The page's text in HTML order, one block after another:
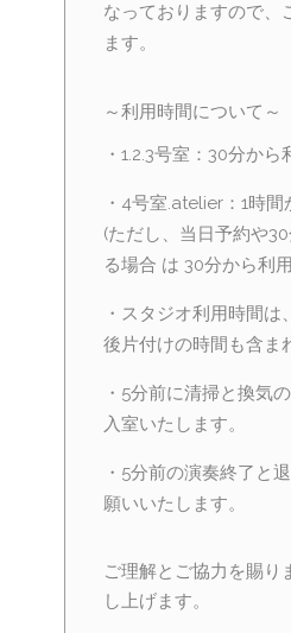
なっておりますので、
ます。
～利用時間について～
・1.2.3号室：30分から
・4号室.atelier：1時
(ただし、当日予約や
る場合 は 30分から利
・スタジオ利用時間は
後片付けの時間も含ま
・5分前に清掃と換気
入室いたします。
・5分前の演奏終了と
願いいたします。
ご理解とご協力を賜り
し上げます。